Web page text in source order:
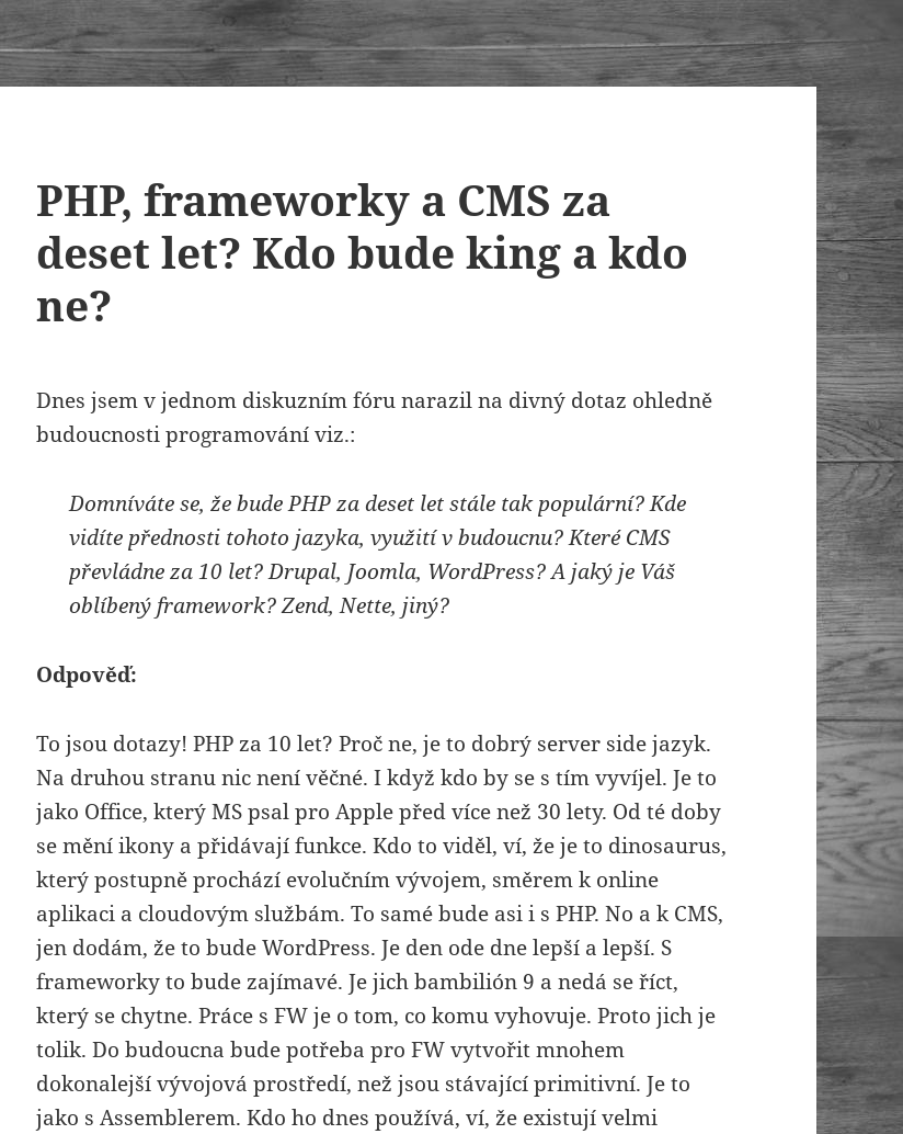
PHP, frameworky a CMS za
deset let? Kdo bude king a kdo
ne?
Dnes jsem v jednom diskuzním fóru narazil na divný dotaz ohledně
budoucnosti programování viz.:
Domníváte se, že bude PHP za deset let stále tak populární? Kde
vidíte přednosti tohoto jazyka, využití v budoucnu? Které CMS
převládne za 10 let? Drupal, Joomla, WordPress? A jaký je Váš
oblíbený framework? Zend, Nette, jiný?
Odpověď:
To jsou dotazy! PHP za 10 let? Proč ne, je to dobrý server side jazyk.
Na druhou stranu nic není věčné. I když kdo by se s tím vyvíjel. Je to
jako Office, který MS psal pro Apple před více než 30 lety. Od té doby
se mění ikony a přidávají funkce. Kdo to viděl, ví, že je to dinosaurus,
který postupně prochází evolučním vývojem, směrem k online
aplikaci a cloudovým službám. To samé bude asi i s PHP. No a k CMS,
jen dodám, že to bude WordPress. Je den ode dne lepší a lepší. S
frameworky to bude zajímavé. Je jich bambilión 9 a nedá se říct,
který se chytne. Práce s FW je o tom, co komu vyhovuje. Proto jich je
tolik. Do budoucna bude potřeba pro FW vytvořit mnohem
dokonalejší vývojová prostředí, než jsou stávající primitivní. Je to
jako s Assemblerem. Kdo ho dnes používá, ví, že existují velmi